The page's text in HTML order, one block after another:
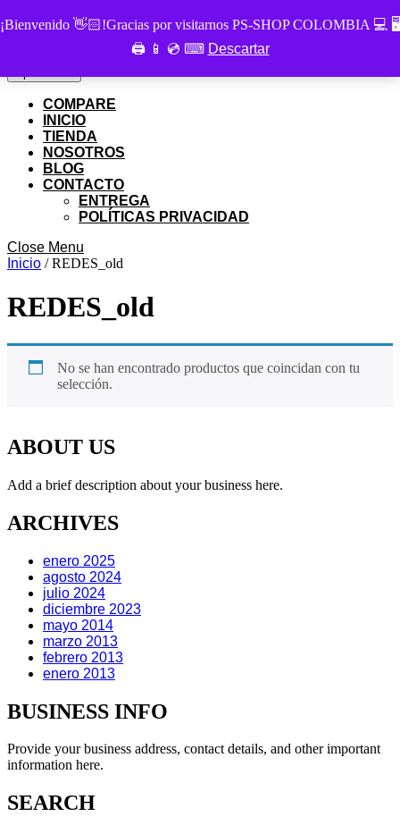
¡Bienvenido 👋🏻!Gracias por visitarnos PS-SHOP COLOMBIA 💻 🖥
🖨 📱 💿 ⌨ Descartar
Skip
to
content
PS SHOP COLOMBIA
Buscar
Account
item
Menu
COMPARE
INICIO
TIENDA
NOSOTROS
BLOG
CONTACTO
ENTREGA
POLÍTICAS PRIVACIDAD
Close Menu
Menu
Inicio / REDES_old
REDES_old
No se han encontrado productos que coincidan con tu
selección.
ABOUT US
Add a brief description about your business here.
ARCHIVES
enero 2025
agosto 2024
julio 2024
diciembre 2023
mayo 2014
marzo 2013
febrero 2013
enero 2013
BUSINESS INFO
Provide your business address, contact details, and other important
information here.
SEARCH